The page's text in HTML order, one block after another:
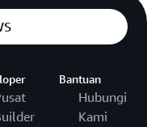
Bantuan
Hubungi
Kami